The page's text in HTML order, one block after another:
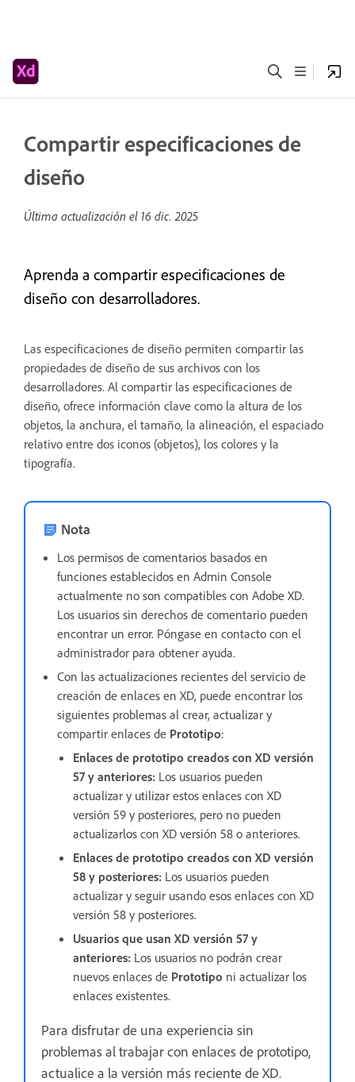
Compartir especificaciones de
diseño
Última actualización el 16 dic. 2025
Aprenda a compartir especificaciones de
diseño con desarrolladores.
Las especificaciones de diseño permiten compartir las
propiedades de diseño de sus archivos con los
desarrolladores. Al compartir las especificaciones de
diseño, ofrece información clave como la altura de los
objetos, la anchura, el tamaño, la alineación, el espaciado
relativo entre dos iconos (objetos), los colores y la
tipografía.
Nota
Los permisos de comentarios basados en
funciones establecidos en Admin Console
actualmente no son compatibles con Adobe XD.
Los usuarios sin derechos de comentario pueden
encontrar un error. Póngase en contacto con el
administrador para obtener ayuda.
Con las actualizaciones recientes del servicio de
creación de enlaces en XD, puede encontrar los
siguientes problemas al crear, actualizar y
compartir enlaces de Prototipo:
Enlaces de prototipo creados con XD versión
57 y anteriores: Los usuarios pueden
actualizar y utilizar estos enlaces con XD
versión 59 y posteriores, pero no pueden
actualizarlos con XD versión 58 o anteriores.
Enlaces de prototipo creados con XD versión
58 y posteriores: Los usuarios pueden
actualizar y seguir usando esos enlaces con XD
versión 58 y posteriores.
Usuarios que usan XD versión 57 y
anteriores: Los usuarios no podrán crear
nuevos enlaces de Prototipo ni actualizar los
enlaces existentes.
Para disfrutar de una experiencia sin
problemas al trabajar con enlaces de prototipo,
actualice a la versión más reciente de XD.